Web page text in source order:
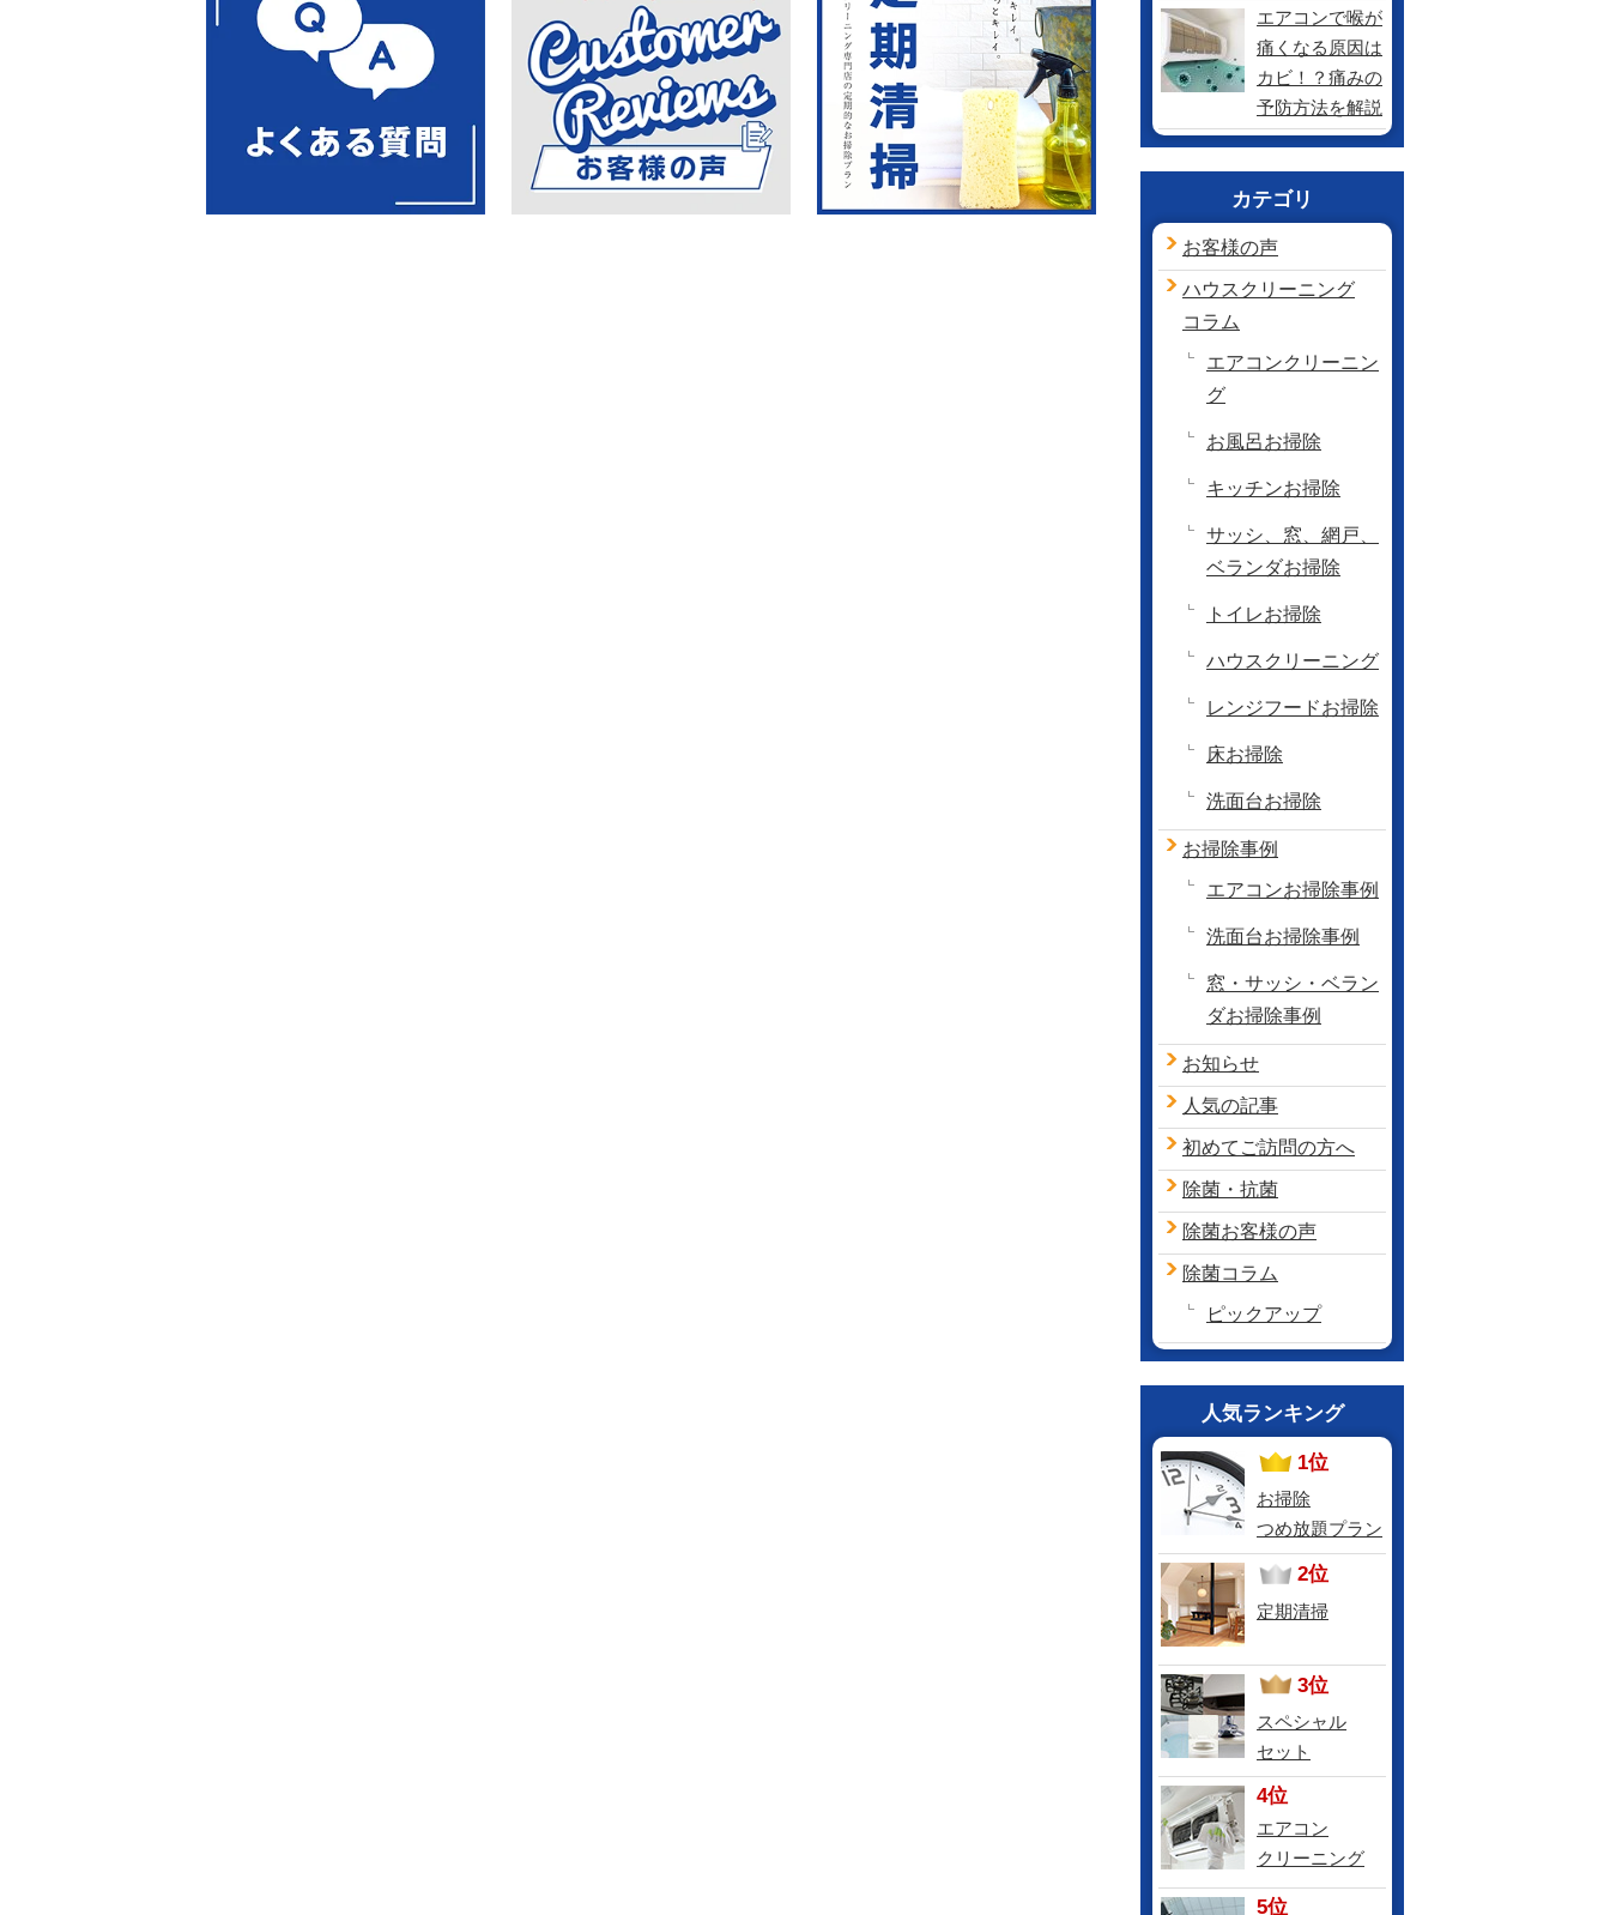
エアコンで喉が
痛くなる原因は
カビ！？痛みの
予防方法を解説
カテゴリ
お客様の声
ハウスクリーニング
コラム
エアコンクリーニン
グ
お風呂お掃除
キッチンお掃除
サッシ、窓、網戸、
ベランダお掃除
トイレお掃除
ハウスクリーニング
レンジフードお掃除
床お掃除
洗面台お掃除
お掃除事例
エアコンお掃除事例
洗面台お掃除事例
窓・サッシ・ベラン
ダお掃除事例
お知らせ
人気の記事
初めてご訪問の方へ
除菌・抗菌
除菌お客様の声
除菌コラム
ピックアップ
人気ランキング
1位
お掃除
つめ放題プラン
2位
定期清掃
3位
スペシャル
セット
4位
エアコン
クリーニング
5位